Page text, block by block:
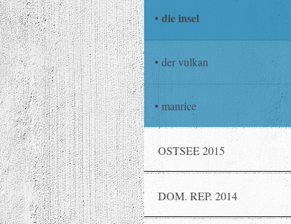
die insel
der vulkan
manrice
OSTSEE 2015
DOM. REP. 2014